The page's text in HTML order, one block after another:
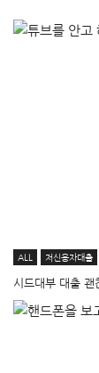
ALL 저신용자대출
시드대부 대출 괜